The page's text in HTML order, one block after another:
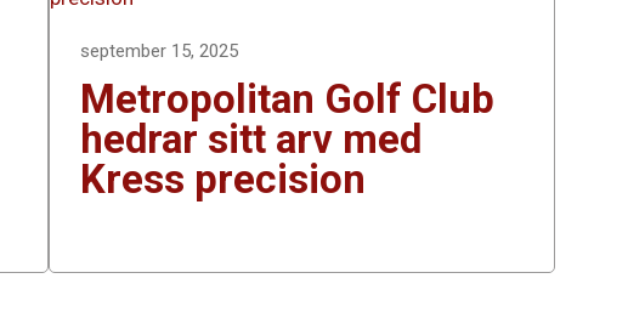
september 15, 2025
Metropolitan Golf Club
hedrar sitt arv med
Kress precision